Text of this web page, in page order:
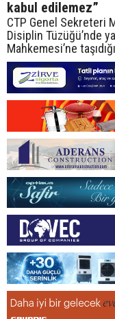
kabul edilemez”
CTP Genel Sekreteri
Disiplin Tüzüğü’nde
Mahkemesi’ne